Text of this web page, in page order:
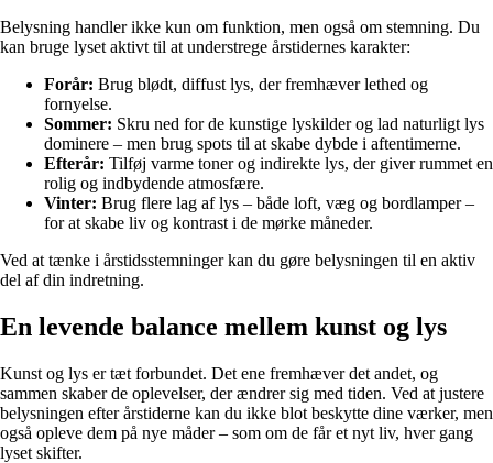
Belysning handler ikke kun om funktion, men også om stemning. Du
kan bruge lyset aktivt til at understrege årstidernes karakter:
Forår: Brug blødt, diffust lys, der fremhæver lethed og
fornyelse.
Sommer: Skru ned for de kunstige lyskilder og lad naturligt lys
dominere – men brug spots til at skabe dybde i aftentimerne.
Efterår: Tilføj varme toner og indirekte lys, der giver rummet en
rolig og indbydende atmosfære.
Vinter: Brug flere lag af lys – både loft, væg og bordlamper –
for at skabe liv og kontrast i de mørke måneder.
Ved at tænke i årstidsstemninger kan du gøre belysningen til en aktiv
del af din indretning.
En levende balance mellem kunst og lys
Kunst og lys er tæt forbundet. Det ene fremhæver det andet, og
sammen skaber de oplevelser, der ændrer sig med tiden. Ved at justere
belysningen efter årstiderne kan du ikke blot beskytte dine værker, men
også opleve dem på nye måder – som om de får et nyt liv, hver gang
lyset skifter.